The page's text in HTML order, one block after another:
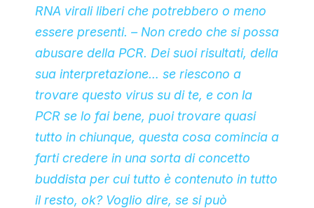
RNA virali liberi che potrebbero o meno
essere presenti. – Non credo che si possa
abusare della PCR. Dei suoi risultati, della
sua interpretazione… se riescono a
trovare questo virus su di te, e con la
PCR se lo fai bene, puoi trovare quasi
tutto in chiunque, questa cosa comincia a
farti credere in una sorta di concetto
buddista per cui tutto è contenuto in tutto
il resto, ok? Voglio dire, se si può